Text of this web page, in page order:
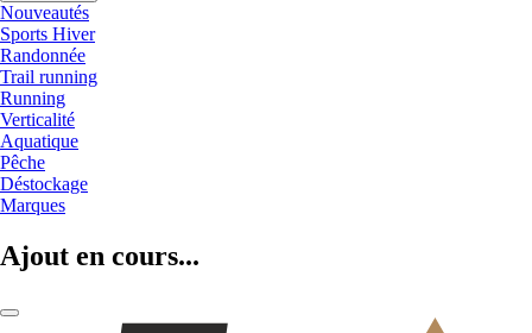
Nouveautés
Sports Hiver
Randonnée
Trail running
Running
Verticalité
Aquatique
Pêche
Déstockage
Marques
Ajout en cours...